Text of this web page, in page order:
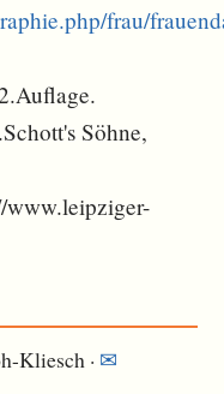
frau/
Söhne,
Kliesch · ✉︎